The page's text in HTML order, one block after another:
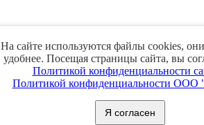
На сайте используются файлы cookies,
удобнее. Посещая страницы сайта, вы
Политикой конфиденциальности
Политикой конфиденциальности ООО
Я согласен